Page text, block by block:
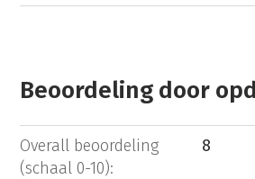
Beoordeling door
Overall beoordeling
(schaal 0-10):
8